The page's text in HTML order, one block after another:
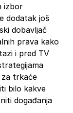
izbor
dodatak još
dobavljač
prava kako
i pred TV
za trkaće
bilo kakve
događanja